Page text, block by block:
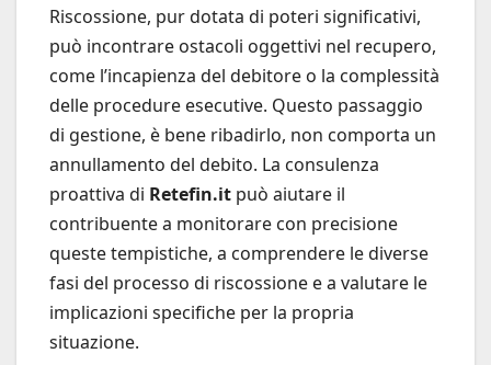
Riscossione, pur dotata di poteri significativi,
può incontrare ostacoli oggettivi nel recupero,
come l’incapienza del debitore o la complessità
delle procedure esecutive. Questo passaggio
di gestione, è bene ribadirlo, non comporta un
annullamento del debito. La consulenza
proattiva di Retefin.it può aiutare il
contribuente a monitorare con precisione
queste tempistiche, a comprendere le diverse
fasi del processo di riscossione e a valutare le
implicazioni specifiche per la propria
situazione.